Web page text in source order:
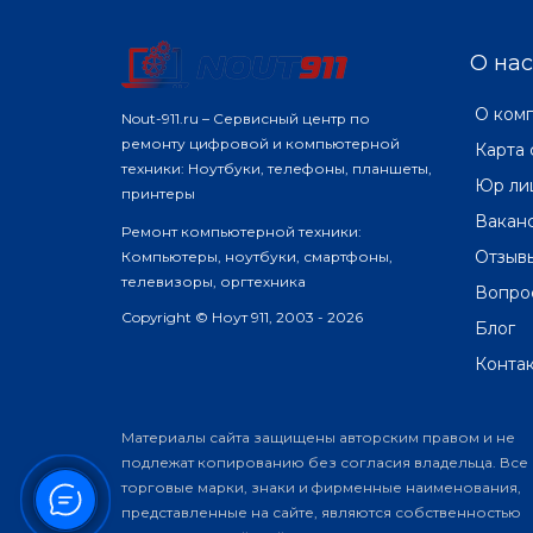
Nout-911.ru – Сервисный центр по
ремонту цифровой и компьютерной
техники: Ноутбуки, телефоны, планшеты,
принтеры
Ремонт компьютерной техники:
Компьютеры, ноутбуки, смартфоны,
телевизоры, оргтехника
Copyright © Ноут 911, 2003 - 2026
О нас
О
Карта
Юр
Блог
Материалы сайта защищены авторским правом и не
подлежат копированию без согласия владельца. Все
торговые марки, знаки и фирменные наименования,
представленные на сайте, являются собственностью